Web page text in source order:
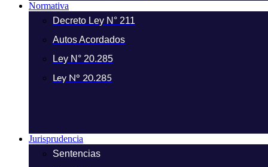
Normativa
Decreto Ley N° 211
Autos Acordados
Ley N° 20.285
Ley N° 20.285
Jurisprudencia
Sentencias